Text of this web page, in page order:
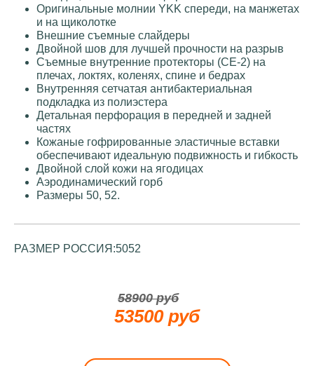
Оригинальные молнии YKK спереди, на манжетах
и ​​на щиколотке
Внешние съемные слайдеры
Двойной шов для лучшей прочности на разрыв
Съемные внутренние протекторы (CE-2) на
плечах, локтях, коленях, спине и бедрах
Внутренняя сетчатая антибактериальная
подкладка из полиэстера
Детальная перфорация в передней и задней
частях
Кожаные гофрированные эластичные вставки
обеспечивают идеальную подвижность и гибкость
Двойной слой кожи на ягодицах
Аэродинамический горб
Размеры 50, 52.
РАЗМЕР РОССИЯ:5052
58900 руб
53500 руб